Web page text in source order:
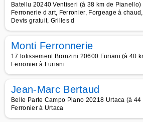
Batellu 20240 Ventiseri (à 38 km de Pianello)
Ferronerie d art, Ferronier, Forgeage à
Devis gratuit, Grilles d
Monti Ferronnerie
17 lotissement Bronzini 20600 Furiani (à 40
Ferronier à Furiani
Jean-Marc Bertaud
Belle Parte Campo Piano 20218 Urtaca (à
Ferronier à Urtaca